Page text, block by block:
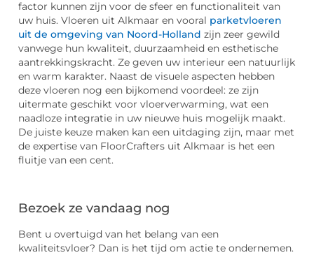
factor kunnen zijn voor de sfeer en functionaliteit van
uw huis. Vloeren uit Alkmaar en vooral parketvloeren
uit de omgeving van Noord-Holland zijn zeer gewild
vanwege hun kwaliteit, duurzaamheid en esthetische
aantrekkingskracht. Ze geven uw interieur een natuurlijk
en warm karakter. Naast de visuele aspecten hebben
deze vloeren nog een bijkomend voordeel: ze zijn
uitermate geschikt voor vloerverwarming, wat een
naadloze integratie in uw nieuwe huis mogelijk maakt.
De juiste keuze maken kan een uitdaging zijn, maar met
de expertise van FloorCrafters uit Alkmaar is het een
fluitje van een cent.
Bezoek ze vandaag nog
Bent u overtuigd van het belang van een
kwaliteitsvloer? Dan is het tijd om actie te ondernemen.